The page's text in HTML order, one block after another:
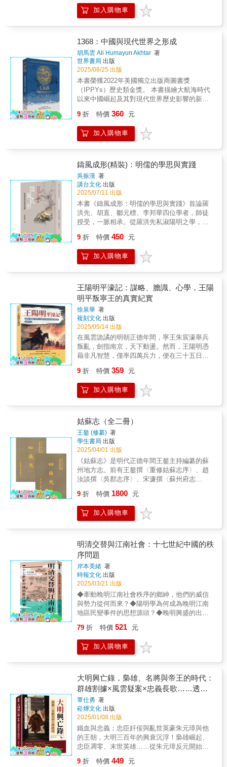
加入購物車
1368：中國與現代世界之形成
胡馬雲 Ali Humayun Akhtar 著
世界書局 出版
2025/08/25 出版
本書榮獲2022年美國獨立出版商圖書獎
（IPPYs）歷史類金獎。 本書描繪大航海時代
以來中國崛起及其對現代世界歷史影響的新圖
史視角講述了明代中國開啟現代世界全球化的
故事，重點論述了明清中國與中亞、中東、東
亞、東南亞進而與歐洲的經濟文化交流歷史，
論中國與西方從明清以來數百年間的貿易交流
史。第二至九章分別論述了明朝與中亞、中
東、東亞、東南亞和歐洲的商品貿易，以及這
些商品所承載的中國物質文化和思想對各地的
影響，如青花瓷的全球擴散、中國物質文化對
東南亞的影響、孔子和孟子對歐洲的影響、德
爾夫特瓷器的中國基因、茶葉對大英帝國的影
響等，以及清末中國在西方工業化崛起後的衰
落。尾聲論述了20世紀下半葉後，世界重新轉
球化與衰落的故事，認為中國在歷史上曾是全
球設計和製造領域的創新中心，西方應該回顧
明代中國以來六百年的全球化故事，認識到一
個新的全球中國的崛起「並非史無前例」。
9 折 特價 360 元
加入購物車
鑄風成形(精裝)：明儒的學思與實踐
吳振漢 著
講台文化 出版
2025/07/11 出版
本書《鑄風成形：明儒的學思與實踐》首論羅
洪先、胡直、鄒元標、李邦華四位學者，師徒
授受，一脈相承。從羅洪先私淑陽明之學，迄
性、踐履篤行的一面，與學行放逸、清談孔孟
的「王學末流」成鮮明對比。「王學」中修心
用世的淵源實可上溯至王守仁在贛的赫赫事
到清初實學的代表性人物之一。其實攀龍驟然
殉節，其著作之選錄均假晚輩之手，不免夾雜
清初學界的後見之明，刪節部分形上論述，將
他形塑成主張經世致用的時代先知。若參合
《高子未刻稿》鈔本齊觀，攀龍對理學近乎宗
教般的虔誠壑然呈露，方能貼切詮釋他潔身殉
節的行為。收入本書末篇的山人何白與前六位
文官儒者截然有別。受惠於晚明開放自由的學
風和士風，在那些身處廟堂，心寄山林的官員
資助下，何白得以開創另類的文藝品味和學思
和解析度。
9 折 特價 450 元
加入購物車
王陽明平濠記：謀略、膽識、心學，王陽
明平叛寧王的真實紀實
徐泉華 著
複刻文化 出版
2025/05/14 出版
在風雲詭譎的明朝正德年間，寧王朱宸濠舉兵
叛亂，劍指南京，天下動盪。然而，王陽明憑
藉非凡智慧，僅率四萬兵力，便在三十五日內
起事，孫德成嚴詞斥責王陽明如果早動身幾
天，在朱宸濠生日那天前來慶賀，或者今天一
同參加答謝宴會，那之後明朝的歷史可能就要
深奧，才具氣概之遠大，不是通常的情理所能
測識到的。司馬遷曾經說過：世必有非常之
人，然後有非常之事，有非常之事，然後有非
常之功。非常者，固常人之所異也。所以，當
寧王朱宸濠聘請王陽明去講學，王陽明假裝不
拒絕，派了自己的弟子冀元亨去。不拒絕他，
就是為了等待機會有所作為。讓寧王當時積儲
糧食，訓練士兵，寧可不讓寧王產生懷疑，而
使他增加罪孽。▎武宗大怒抄錢寧，陽明真情
目前的形勢，你還是去江西為上策。王陽明認
為張永說得對，就再返江西。王陽明回到南
昌，許泰、張忠等已先到。太監張忠等懷恨王
陽明沒有把朱宸濠交給他們，因此縱容北軍侮
辱王陽明，有人直呼王陽明的名，進行謾罵。
王陽明不但不被他們的言行所激怒，而且越加
撫慰優待他們。有人病了給藥，有人死了給棺
材，在道路上遇到有人死去，一定停車慰問很
久才離開。北軍說「還是王都堂愛我們」，因
此再沒有侮辱王陽明的人了。▎武宗移駕入皇
宮，陽明始揭致良知王陽明對弟子說：「世上
的君子，只要致力於追求其良知，則自然能明
與天地萬物為一體了，這樣要讓天下不安定，
也不可能了。」王陽明的學說，發展和創新了
儒學新的高峰──程朱理學。學說的四個分支──
思想體系，其間用「心」一以貫之。心即性，
性即理。研究的對象，是人與人、人與社會、
人與自然的關係，也就是社會倫理道德。▎此
心光明，亦復何言？十一月二十五日，越過梅
嶺，到達南安。上船時，南安推官、門人周積
來看望先生。王陽明坐起，咳喘不已。慢慢地
說：「近來講學如何？」周積以政務的事情予
以回答。接著就問：「病情如何？」王陽明
說：「病勢非常嚴重，未死，只是一口氣罷
了。」周積退出，請大夫來診斷，開藥方。二
9 折 特價 359 元
加入購物車
姑蘇志（全二冊）
王鏊 (修纂) 著
學生書局 出版
2025/04/01 出版
《姑蘇志》是明代正德年間王鏊主持編纂的蘇
州地方志。前有王鏊撰〈重修姑蘇志序〉、趙
汝談撰〈吳郡志序〉、宋濂撰〈蘇州府志
分成郡邑沿革表、古今守令表、科第表、沿
革、分野、疆域、山上、山下、水、水利、風
俗、戶口、土產、田賦、城池、坊巷、鄉都、
(封爵、氏族附)、平亂、宦迹、人物、紀異、雜
事門類。本書係就國立中央圖書館藏本影印。
9 折 特價 1800 元
加入購物車
明清交替與江南社會：十七世紀中國的秩
序問題
岸本美緒 著
時報文化 出版
2025/03/21 出版
◆牽動晚明江南社會秩序的鄉紳，他們的威信
與勢力從何而來？◆陽明學為何成為晚明江南
地區民變事件的思想源頭？◆晚明興盛的出版
色？◆明清大變局中，江南社會的民眾如何自
保以維持生計，又如何看待新政權？明清史研
究經典名著《明清交替與江南社會》為岸本美
動態、資訊傳播下的民眾集體行動，以及政權
交替時期江南地域的官、紳、民的關係，探討
在明末清初的動亂之中，地方社會的能量如何
從危機轉向秩序的重建。岸本美緒深入淺出地
解讀地方史文獻，將目光聚焦於民眾面對變動
局勢的回應方式。藉由明清之際江南社會發生
的事件或民變，解析「當時的人們為何採取那
樣的行動」、「怎樣的狀況使人們朝向這個方
向運作」、「當時的人們如何看待他們的社
會」等問題，並從中帶出社會流動與輿論擴
79 折 特價 521 元
加入購物車
大明興亡錄，梟雄、名將與帝王的時代：
群雄割據×風雲疑案×忠義長歌……透視
人物群像，關於大明王朝的奇人奇事、興
衰史詩！
覃仕勇 著
崧燁文化 出版
2025/01/08 出版
鐵血與忠義；忠臣奸佞與亂世英豪朱元璋與他
的王朝，大明三百年的興衰沉浮！梟雄崛起、
忠臣凋零、末世英雄……從朱元璋反元開始，
雄：崛起與沉浮 元末時期，烽火四起，天
9 折 特價 449 元